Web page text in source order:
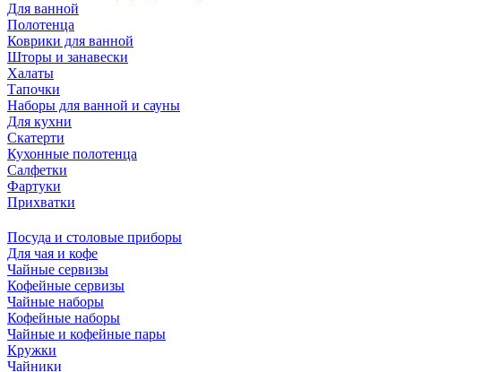
Для ванной
Полотенца
Коврики для ванной
Шторы и занавески
Халаты
Тапочки
Наборы для ванной и сауны
Для кухни
Скатерти
Кухонные полотенца
Салфетки
Фартуки
Прихватки
Посуда и столовые приборы
Для чая и кофе
Чайные сервизы
Кофейные сервизы
Чайные наборы
Кофейные наборы
Чайные и кофейные пары
Кружки
Чайники